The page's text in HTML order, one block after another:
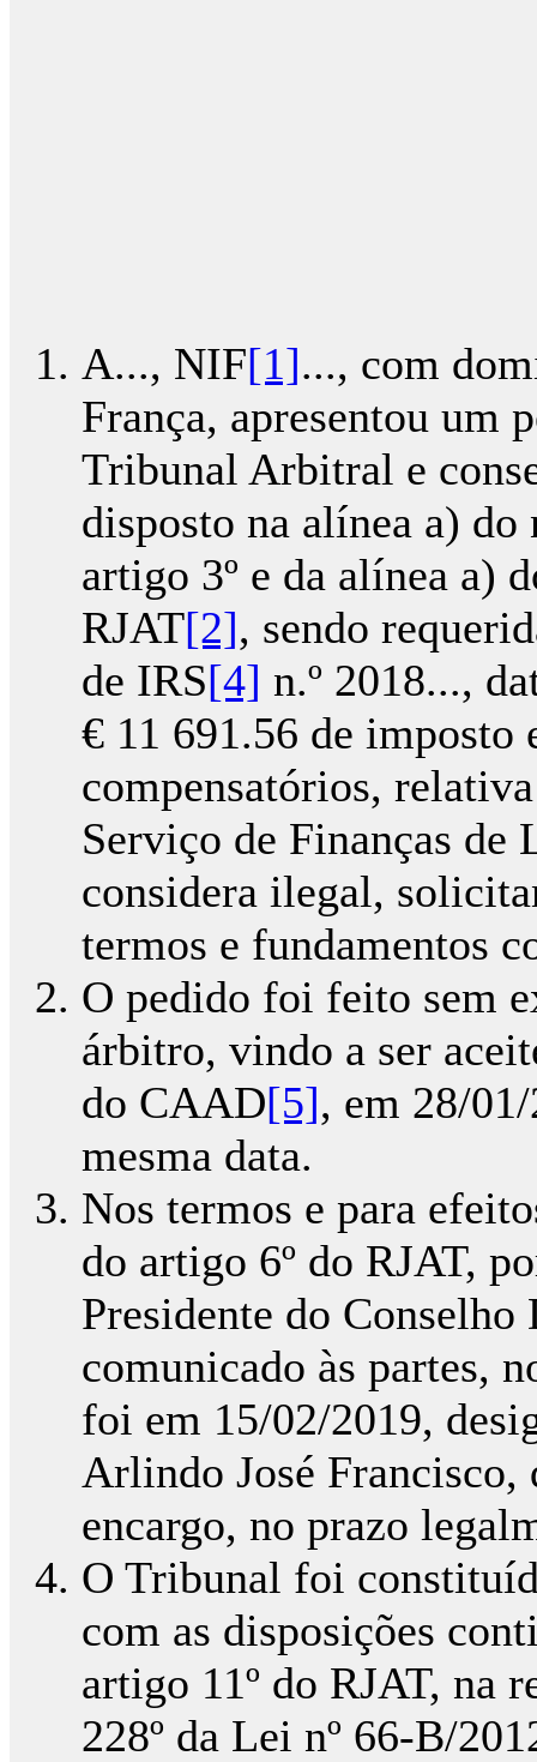
A..., NIF[1]..., com
França, apresentou um
Tribunal Arbitral e
disposto na alínea a) do
artigo 3º e da alínea a)
RJAT[2], sendo
de IRS[4] n.º 2018...,
€ 11 691.56 de imposto
compensatórios,
Serviço de Finanças de
considera ilegal,
termos e fundamentos
O pedido foi feito sem
árbitro, vindo a ser
do CAAD[5], em 28/
mesma data.
Nos termos e para
do artigo 6º do RJAT,
Presidente do
comunicado às partes,
foi em 15/02/2019,
Arlindo José Francisco,
encargo, no prazo
O Tribunal foi
com as disposições
artigo 11º do RJAT, na
228º da Lei nº 66-B/